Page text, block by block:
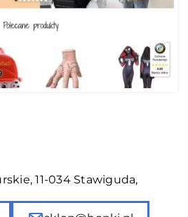
11-034 Stawiguda,